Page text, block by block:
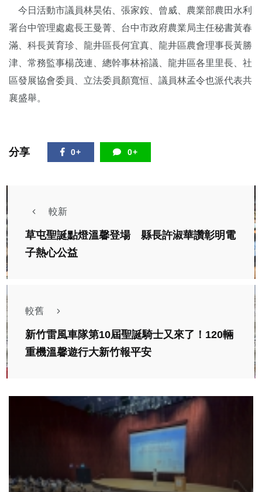
今日活動市議員林昊佑、張家銨、曾威、農業部農田水利
署台中管理處處長王曼菁、台中市政府農業局主任秘書黃春
滿、科長黃育珍、龍井區長何宜真、龍井區農會理事長黃勝
津、常務監事楊茂連、總幹事林裕議、龍井區各里里長、社
區發展協會委員、立法委員顏寬恒、議員林孟令也派代表共
襄盛舉。
分享 0+ 0+
較新
草屯聖誕點燈溫馨登場 縣長許淑華讚彰明電
子熱心公益
較舊
新竹雷風車隊第10屆聖誕騎士又來了！120輛
重機溫馨遊行大新竹報平安